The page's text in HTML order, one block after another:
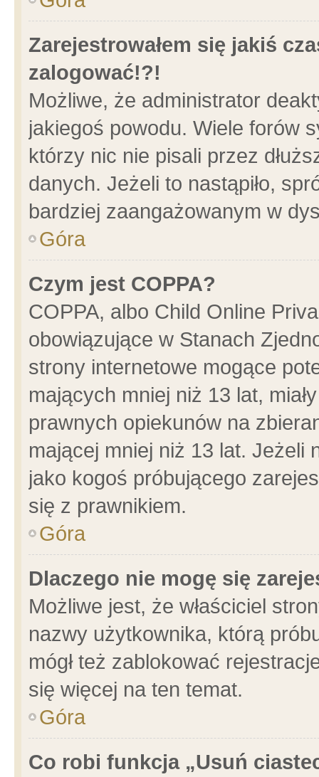
Zarejestrowałem się jakiś
zalogować!?!
Możliwe, że administrator
jakiegoś powodu. Wiele forów
którzy nic nie pisali przez
danych. Jeżeli to nastąpiło,
bardziej zaangażowanym w
Góra
Czym jest COPPA?
COPPA, albo Child Online
obowiązujące w Stanach
strony internetowe mogące
mających mniej niż 13 lat,
prawnych opiekunów na
mającej mniej niż 13 lat. Jeżeli
jako kogoś próbującego
się z prawnikiem.
Góra
Dlaczego nie mogę się
Możliwe jest, że właściciel
nazwy użytkownika, którą
mógł też zablokować
się więcej na ten temat.
Góra
Co robi funkcja „Usuń